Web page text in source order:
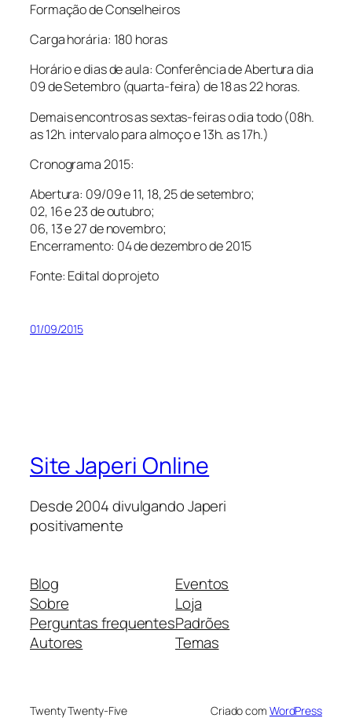
Formação de Conselheiros
Carga horária: 180 horas
Horário e dias de aula: Conferência de Abertura dia
09 de Setembro (quarta-feira) de 18 as 22 horas.
Demais encontros as sextas-feiras o dia todo (08h.
as 12h. intervalo para almoço e 13h. as 17h.)
Cronograma 2015:
Abertura: 09/09 e 11, 18, 25 de setembro;
02, 16 e 23 de outubro;
06, 13 e 27 de novembro;
Encerramento: 04 de dezembro de 2015
Fonte: Edital do projeto
01/09/2015
Site Japeri Online
Desde 2004 divulgando Japeri
positivamente
Blog
Sobre
Perguntas frequentes
Autores
Eventos
Loja
Padrões
Temas
Twenty Twenty-Five Criado com WordPress